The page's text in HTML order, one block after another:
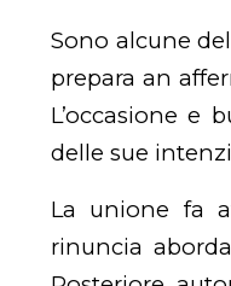
Sono alcune
prepara an
L’occasione e
delle sue
La unione fa
rinuncia